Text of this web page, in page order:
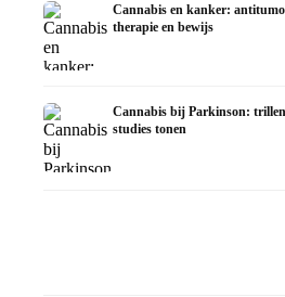
Cannabis en kanker:
therapie en bewijs
Cannabis bij Parkinson:
studies tonen